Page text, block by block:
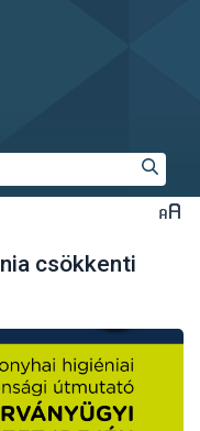
csökkenti